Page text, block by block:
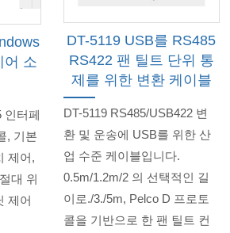
어 소
인터페
, 기본
제어,
대 위
제어
DT-5119 USB를 RS485
RS422 팬 틸트 단위 통
제를 위한 변환 케이블
DT-5119 RS485/USB422 변
환 및 운송에 USB를 위한 산
업 수준 케이블입니다.
0.5m/1.2m/2 의 선택적인 길
이로./3./5m, Pelco D 프로토
콜을 기반으로 한 팬 틸트 컨